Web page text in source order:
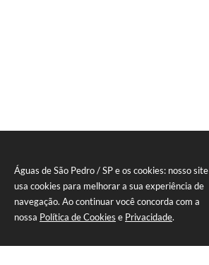
Águas de São Pedro / SP e os cookies: nosso site
usa cookies para melhorar a sua experiência de
navegação. Ao continuar você concorda com a
nossa Política de Cookies e Privacidade.